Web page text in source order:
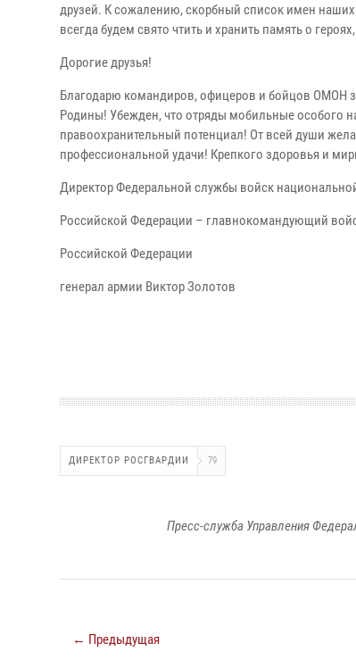
друзей. К сожалению, скорбный список имен
всегда будем свято чтить и хранить память о
Дорогие друзья!
Благодарю командиров, офицеров и бойцов ОМОН
Родины! Убежден, что отряды мобильные особого
правоохранительный потенциал! От всей души
профессиональной удачи! Крепкого здоровья и
Директор Федеральной службы войск
Российской Федерации – главнокомандующий
Российской Федерации
генерал армии Виктор Золотов
ДИРЕКТОР РОСГВАРДИИ 79
Пресс-служба Управления
← Предыдущая